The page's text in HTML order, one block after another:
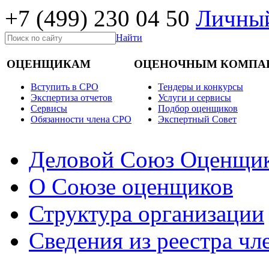
+7 (499) 230 04 50
Найти
ОЦЕНЩИКАМ
Вступить в СРО
Экспертиза отчетов
Cервисы
Обязанности члена СРО
ОЦЕНОЧНЫМ
Тендеры и конкурсы
Услуги и сервисы
Подбор оценщиков
Экспертный Совет
Деловой Союз
О Союзе оценщиков
Структура организации
Сведения из реестра